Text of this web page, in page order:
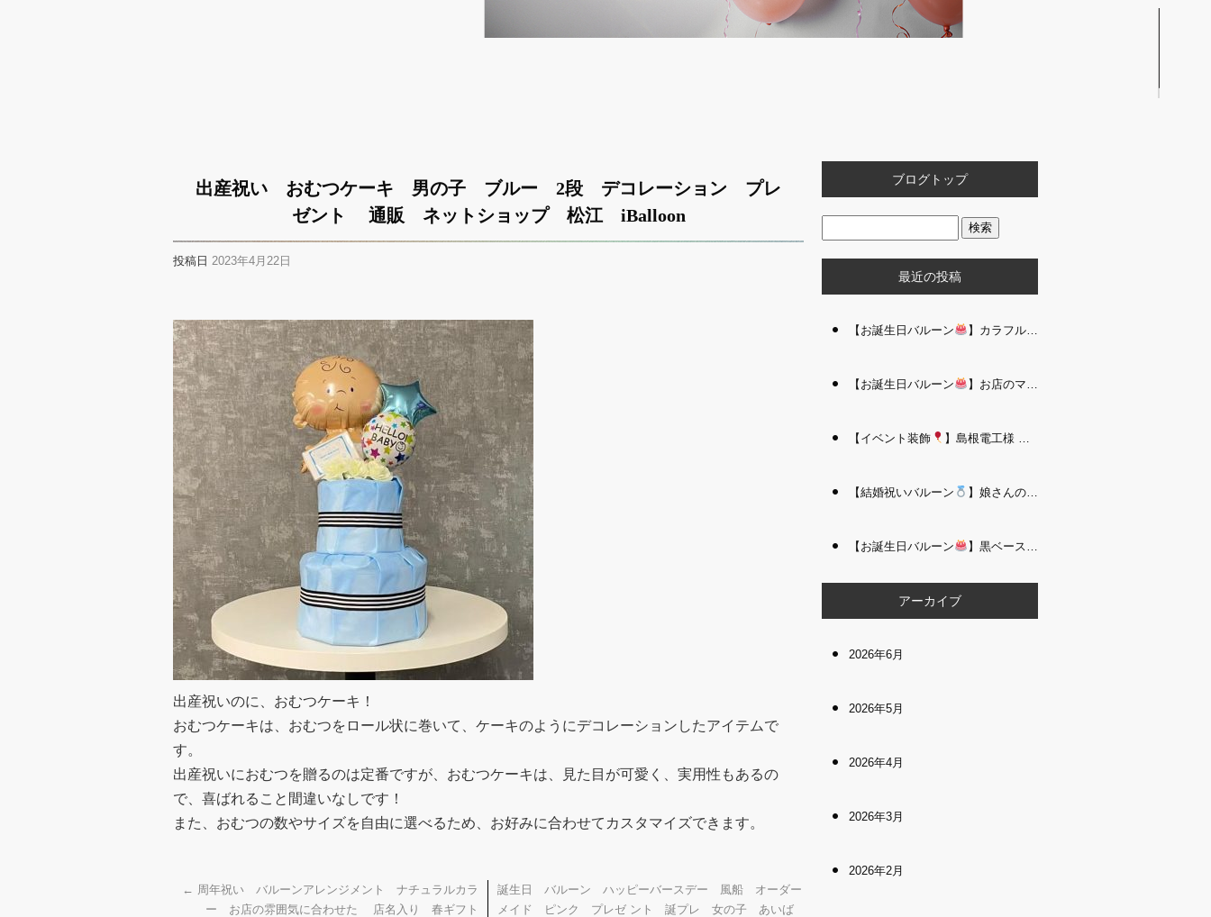
出産祝い おむつケーキ 男の子 ブルー 2段 デコレーション プレ
ゼント 通販 ネットショップ 松江 iBalloon
投稿日 2023年4月22日
出産祝いのに、おむつケーキ！
おむつケーキは、おむつをロール状に巻いて、ケーキのようにデコレーションしたアイテムで
す。
出産祝いにおむつを贈るのは定番ですが、おむつケーキは、見た目が可愛く、実用性もあるの
で、喜ばれること間違いなしです！
また、おむつの数やサイズを自由に選べるため、お好みに合わせてカスタマイズできます。
← 周年祝い バルーンアレンジメント ナチュラルカラ
ー お店の雰囲気に合わせた 店名入り 春ギフト
誕生日 バルーン ハッピーバースデー 風船 オーダー
メイド ピンク プレゼ ント 誕プレ 女の子 あいば
ブログトップ
最近の投稿
【お誕生日バルーン 】カラフルで存在感たっぷりのバルーンタワー｜松江 i Balloo n
【お誕生日バルーン 】お店のママさんへの華やかなお祝いに｜シャンパン付き豪 華バルーンアレンジメント｜松江 i Balloon
【イベント装飾 】島根電工様 お客様感謝祭｜入口アーチ＆キッズコーナー装飾 を担当しました｜松江 i Balloon
【結婚祝いバルーン 】娘さんのご結婚祝いに｜ウェディングベアとフラワーイン バルーンが華やかなバルーンアレンジメント｜松江 i Balloon
【お誕生日バルーン 】黒ベース×ヒョウ柄がおしゃれ
アーカイブ
2026年6月
2026年5月
2026年4月
2026年3月
2026年2月